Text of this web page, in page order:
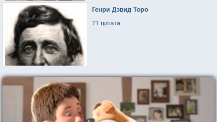
Генри Дэвид Торо
71 цитата